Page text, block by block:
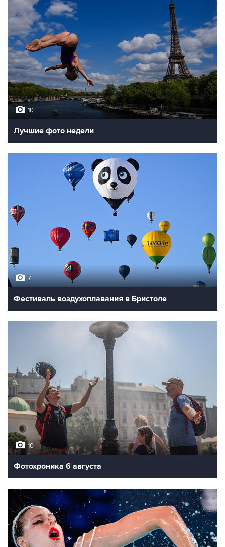
10
Лучшие фото недели
7
Фестиваль воздухоплавания в Бристоле
10
Фотохроника 6 августа